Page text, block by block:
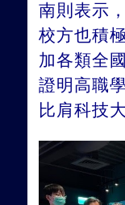
南則表示
校方也積
加各類全
證明高職
比肩科技